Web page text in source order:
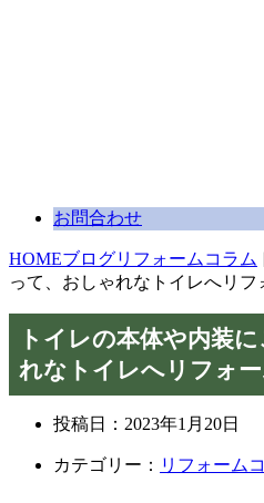
お問合わせ
HOMEブログリフォームコラム
って、おしゃれなトイレへリフ
トイレの本体や内装
れなトイレへリフォ
投稿日： 2023年1月20日
カテゴリー： リフォーム